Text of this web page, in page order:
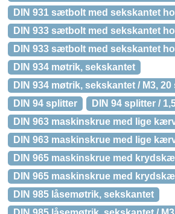
DIN 931 sætbolt med sekskantet
DIN 933 sætbolt med sekskantet
DIN 933 sætbolt med sekskantet
DIN 934 møtrik, sekskantet
DIN 934 møtrik, sekskantet / M3, 20
DIN 94 splitter
DIN 94 splitter /
DIN 963 maskinskrue med lige
DIN 963 maskinskrue med lige
DIN 965 maskinskrue med
DIN 965 maskinskrue med
DIN 985 låsemøtrik, sekskantet